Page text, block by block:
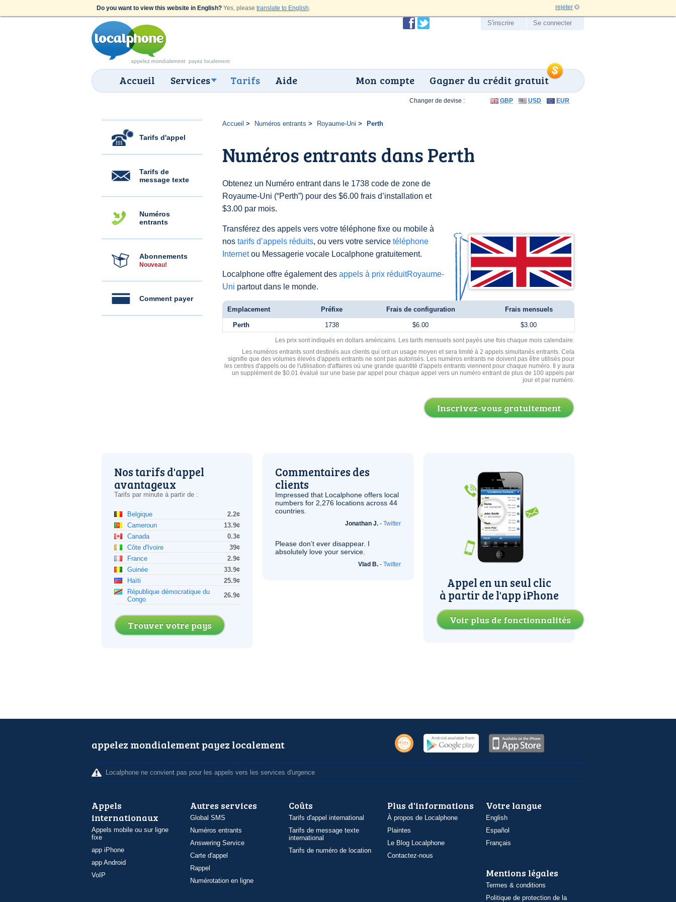
Do you want to view this website in English? Yes, please translate to English. rejeter
Accueil Services Tarifs Aide Gagner du crédit gratuit
Mon compte
S'inscrire Se connecter
Tarifs d'appel
Tarifs de
message texte
Numéros
entrants
Abonnements
Nouveau!
Comment payer
Accueil Numéros entrants Royaume-Uni Perth
Numéros entrants dans Perth
Obtenez un Numéro entrant dans le 1738 code de zone de
Royaume-Uni (“Perth”) pour des $6.00 frais d’installation et
$3.00 par mois.
Transférez des appels vers votre téléphone fixe ou mobile à
nos tarifs d’appels réduits, ou vers votre service téléphone
Internetou Messagerie vocale Localphone gratuitement.
Localphone offre également des appels à prix réduitRoyaume-
Uni partout dans le monde.
Changer de devise : GBP USD EUR
Emplacement Préfixe Frais de configuration Frais mensuels
Perth 1738 $6.00 $3.00
Les prix sont indiqués en dollars américains. Les tarifs mensuels sont payés une fois chaque mois calendaire.
Les numéros entrants sont destinés aux clients qui ont un usage moyen et sera limité à 2 appels simultanés entrants. Cela
signifie que des volumes élevés d'appels entrants ne sont pas autorisés. Les numéros entrants ne doivent pas être utilisés pour
les centres d'appels ou de l'utilisation d'affaires où une grande quantité d'appels entrants viennent pour chaque numéro. Il y aura
un supplément de $0.01 évalué sur une base par appel pour chaque appel vers un numéro entrant de plus de 100 appels par
jour et par numéro.
Inscrivez-vous gratuitement
Nos tarifs d'appel
avantageux
Tarifs par minute à partir de :
Belgique
2.2¢
Cameroun
13.9¢
Canada
0.3¢
Côte d'Ivoire
39¢
France
2.9¢
Guinée
33.9¢
Haïti
25.9¢
République démocratique du
Congo
26.9¢
Trouver votre pays
Commentaires des
clients
Impressed that Localphone offers local
numbers for 2,276 locations across 44
countries.
Jonathan J. - Twitter
Please don’t ever disappear. I
absolutely love your service.
Vlad B. - Twitter
Appel en un seul clic
à partir de l'app iPhone
Voir plus de fonctionnalités
appelez mondialement payez localement
Localphone ne convient pas pour les appels vers les services d'urgence
Appels
internationaux
Appels mobile ou sur ligne
fixe
app iPhone
app Android
VoIP
Autres services
Global SMS
Numéros entrants
Answering Service
Carte d'appel
Rappel
Numérotation en ligne
Coûts
Tarifs d'appel international
Tarifs de message texte
international
Tarifs de numéro de location
Plus d'informations
À propos de Localphone
Plaintes
Le Blog Localphone
Contactez-nous
Votre langue
English
Español
Français
Mentions légales
Termes & conditions
Politique de protection de la